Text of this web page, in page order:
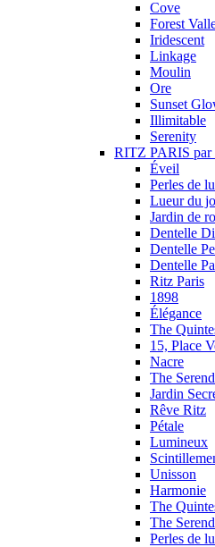
Cove
Forest
Iridescent
Linkage
Moulin
Ore
Sunset
Illimitable
Serenity
RITZ PARIS
Éveil
Perles de
Lueur du
Jardin de
Dentelle
Dentelle
Dentelle
Ritz Paris
1898
Élégance
The
15, Place
Nacre
The
Jardin
Rêve Ritz
Pétale
Lumineux
Unisson
Harmonie
The
The
Perles de